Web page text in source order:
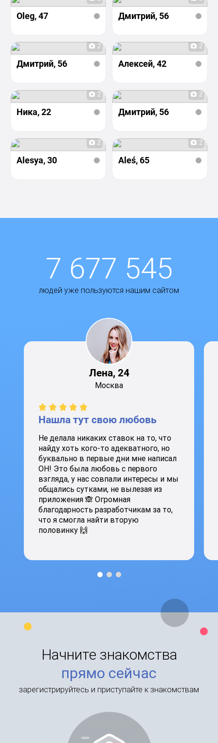
Oleg, 47 Дмитрий, 56
2
Дмитрий, 56
2
Алексей, 42
2
Ника, 22
2
Дмитрий, 56
2
Alesya, 30
2
Aleś, 65
7 677 545
людей уже пользуются нашим сайтом
Лена, 24
Москва
Нашла тут свою любовь
Не делала никаких ставок на то, что
найду хоть кого-то адекватного, но
буквально в первые дни мне написал
ОН! Это была любовь с первого
взгляда, у нас совпали интересы и мы
общались сутками, не вылезая из
приложения 🙈 Огромная
благодарность разработчикам за то,
что я смогла найти вторую
половинку 🙌
Начните знакомства
прямо сейчас
зарегистрируйтесь и приступайте к знакомствам